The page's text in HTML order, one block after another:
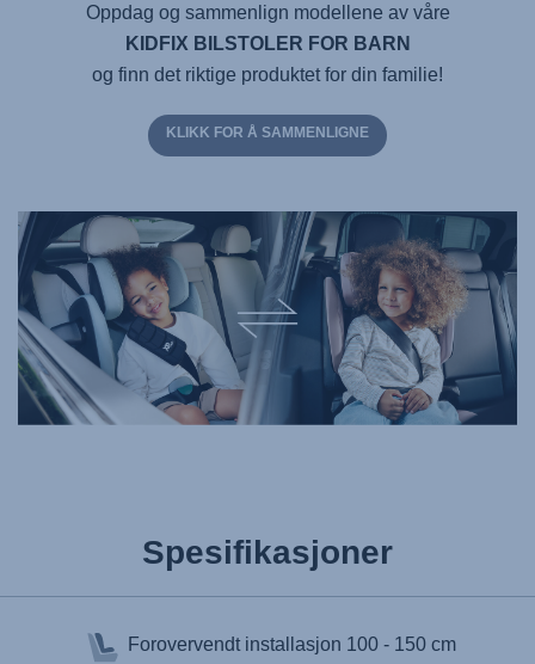
Oppdag og sammenlign modellene av våre
KIDFIX BILSTOLER FOR BARN
og finn det riktige produktet for din familie!
KLIKK FOR Å SAMMENLIGNE
Spesifikasjoner
Forovervendt installasjon 100 - 150 cm